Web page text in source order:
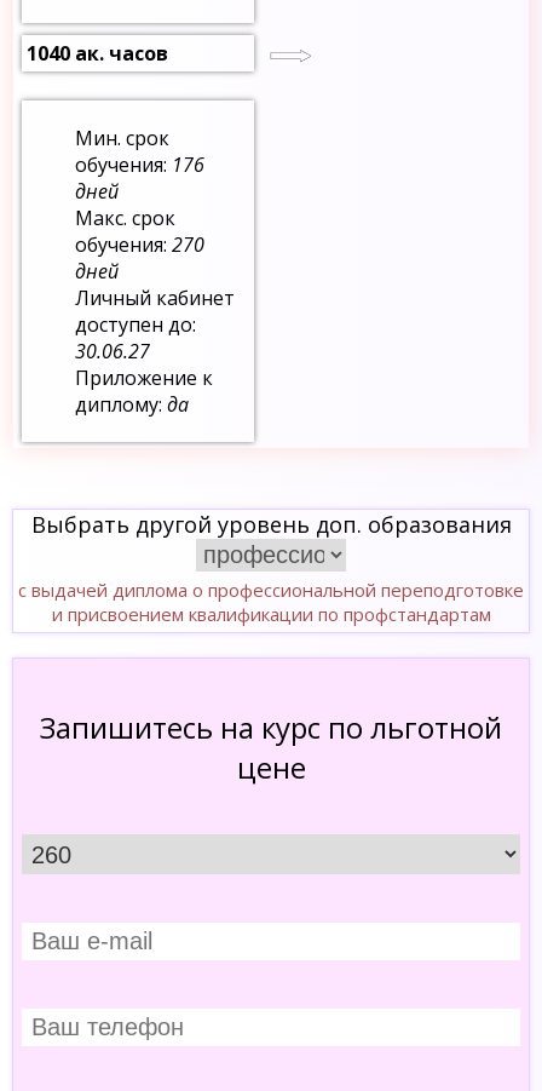
1040 ак. часов
Мин. срок
обучения: 176
дней
Макс. срок
обучения:270
дней
Личный кабинет
доступен до:
30.06.27
Приложение к
диплому:да
Выбрать другой уровень доп. образования
с выдачей диплома о профессиональной переподготовке
и присвоением квалификации по профстандартам
Запишитесь на курс по льготной
цене